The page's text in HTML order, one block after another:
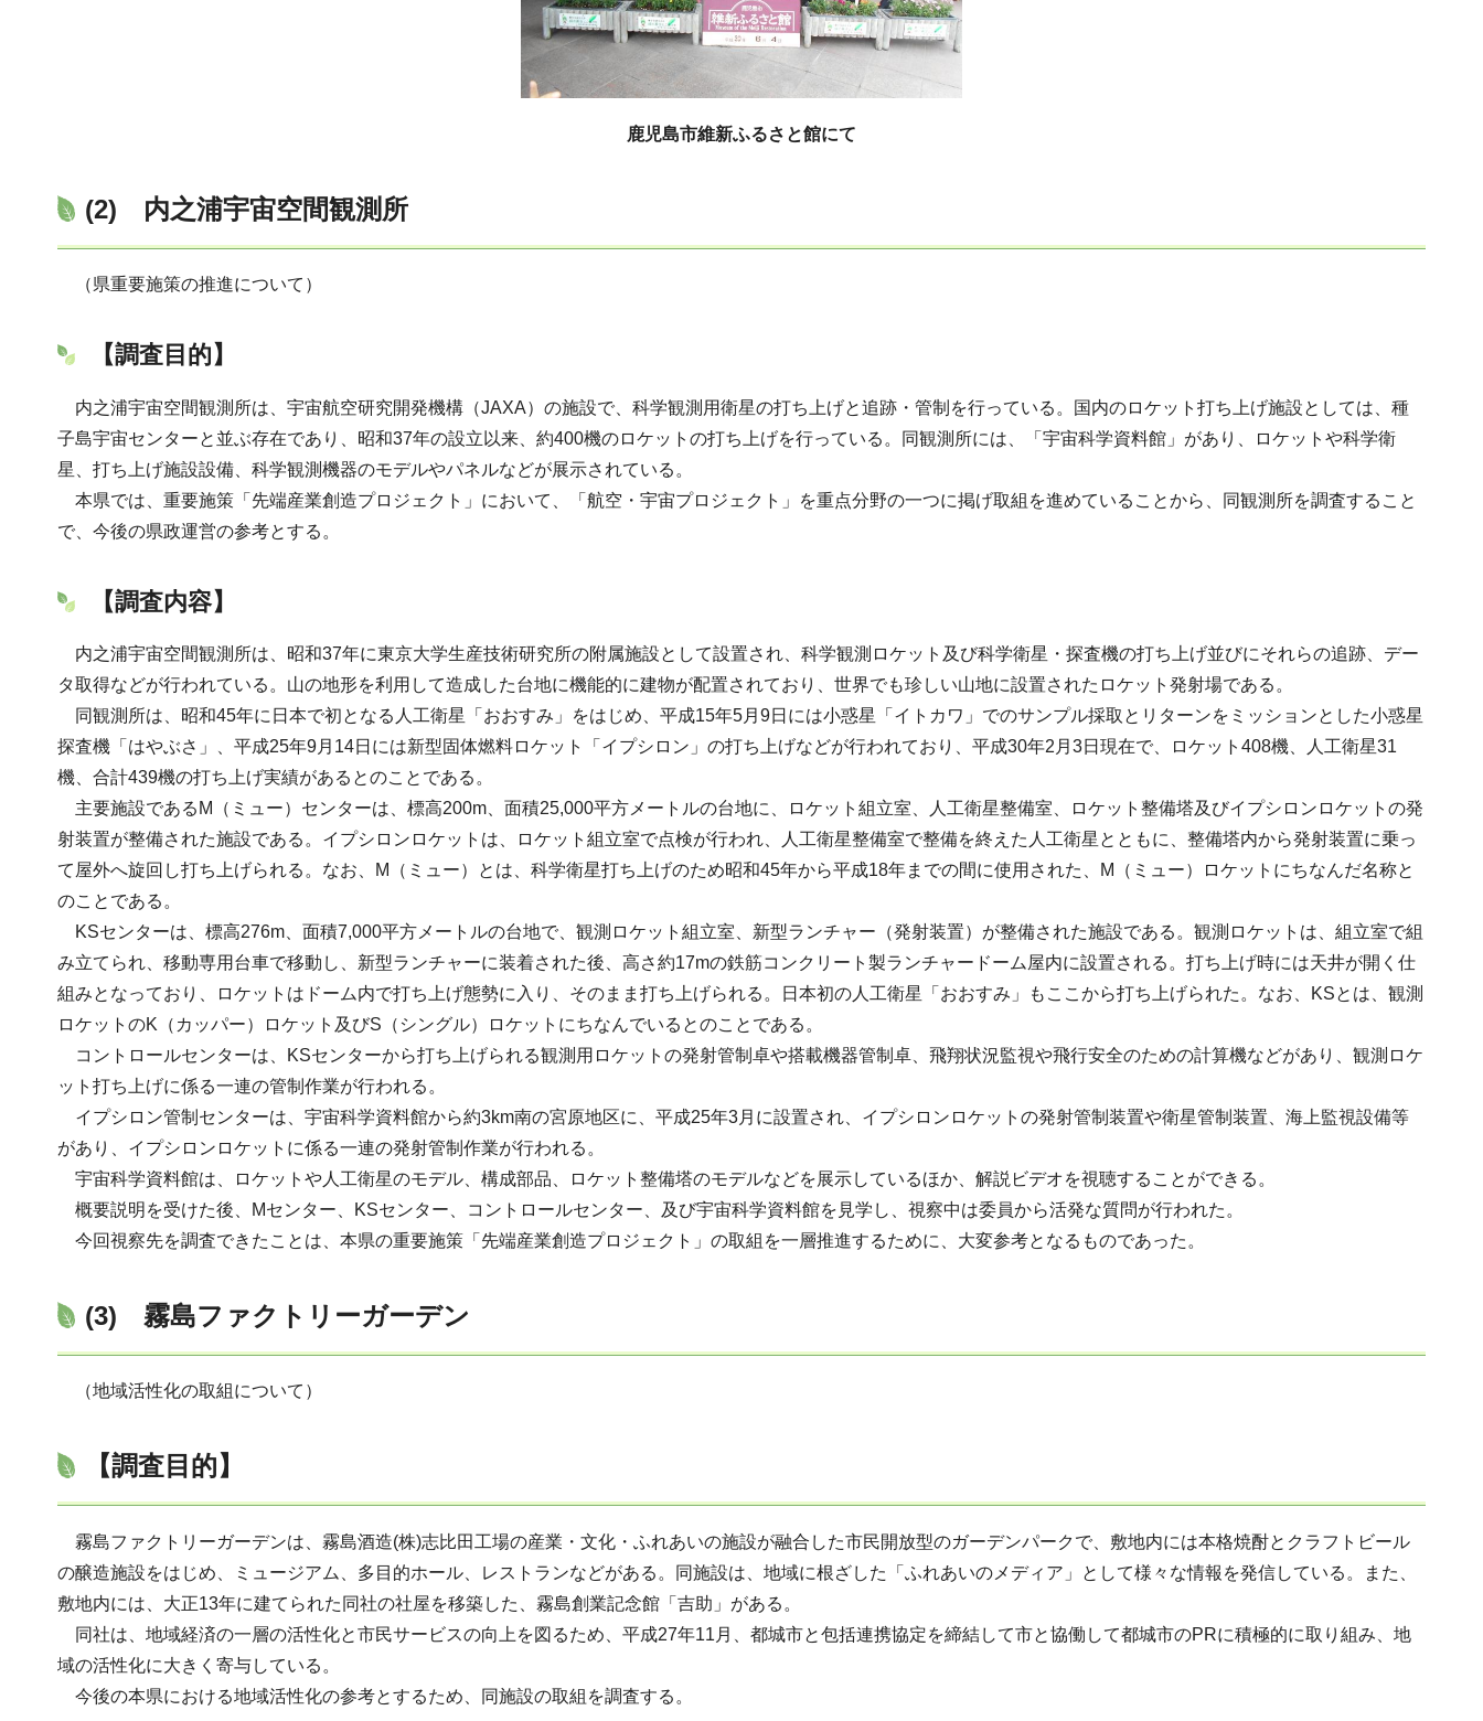
鹿児島市維新ふるさと館にて
(2) 内之浦宇宙空間観測所
（県重要施策の推進について）
【調査目的】
内之浦宇宙空間観測所は、宇宙航空研究開発機構（JAXA）の施設で、科学観測用衛星の打ち上げと追跡・管制を行っている。国内のロケット打ち上げ施設としては、種
子島宇宙センターと並ぶ存在であり、昭和37年の設立以来、約400機のロケットの打ち上げを行っている。同観測所には、「宇宙科学資料館」があり、ロケットや科学衛
星、打ち上げ施設設備、科学観測機器のモデルやパネルなどが展示されている。
本県では、重要施策「先端産業創造プロジェクト」において、「航空・宇宙プロジェクト」を重点分野の一つに掲げ取組を進めていることから、同観測所を調査すること
で、今後の県政運営の参考とする。
【調査内容】
内之浦宇宙空間観測所は、昭和37年に東京大学生産技術研究所の附属施設として設置され、科学観測ロケット及び科学衛星・探査機の打ち上げ並びにそれらの追跡、デー
タ取得などが行われている。山の地形を利用して造成した台地に機能的に建物が配置されており、世界でも珍しい山地に設置されたロケット発射場である。
同観測所は、昭和45年に日本で初となる人工衛星「おおすみ」をはじめ、平成15年5月9日には小惑星「イトカワ」でのサンプル採取とリターンをミッションとした小惑星
探査機「はやぶさ」、平成25年9月14日には新型固体燃料ロケット「イプシロン」の打ち上げなどが行われており、平成30年2月3日現在で、ロケット408機、人工衛星31
機、合計439機の打ち上げ実績があるとのことである。
主要施設であるM（ミュー）センターは、標高200m、面積25,000平方メートルの台地に、ロケット組立室、人工衛星整備室、ロケット整備塔及びイプシロンロケットの発
射装置が整備された施設である。イプシロンロケットは、ロケット組立室で点検が行われ、人工衛星整備室で整備を終えた人工衛星とともに、整備塔内から発射装置に乗っ
て屋外へ旋回し打ち上げられる。なお、M（ミュー）とは、科学衛星打ち上げのため昭和45年から平成18年までの間に使用された、M（ミュー）ロケットにちなんだ名称と
のことである。
KSセンターは、標高276m、面積7,000平方メートルの台地で、観測ロケット組立室、新型ランチャー（発射装置）が整備された施設である。観測ロケットは、組立室で組
み立てられ、移動専用台車で移動し、新型ランチャーに装着された後、高さ約17mの鉄筋コンクリート製ランチャードーム屋内に設置される。打ち上げ時には天井が開く仕
組みとなっており、ロケットはドーム内で打ち上げ態勢に入り、そのまま打ち上げられる。日本初の人工衛星「おおすみ」もここから打ち上げられた。なお、KSとは、観測
ロケットのK（カッパー）ロケット及びS（シングル）ロケットにちなんでいるとのことである。
コントロールセンターは、KSセンターから打ち上げられる観測用ロケットの発射管制卓や搭載機器管制卓、飛翔状況監視や飛行安全のための計算機などがあり、観測ロケ
ット打ち上げに係る一連の管制作業が行われる。
イプシロン管制センターは、宇宙科学資料館から約3km南の宮原地区に、平成25年3月に設置され、イプシロンロケットの発射管制装置や衛星管制装置、海上監視設備等
があり、イプシロンロケットに係る一連の発射管制作業が行われる。
宇宙科学資料館は、ロケットや人工衛星のモデル、構成部品、ロケット整備塔のモデルなどを展示しているほか、解説ビデオを視聴することができる。
概要説明を受けた後、Mセンター、KSセンター、コントロールセンター、及び宇宙科学資料館を見学し、視察中は委員から活発な質問が行われた。
今回視察先を調査できたことは、本県の重要施策「先端産業創造プロジェクト」の取組を一層推進するために、大変参考となるものであった。
(3) 霧島ファクトリーガーデン
（地域活性化の取組について）
【調査目的】
霧島ファクトリーガーデンは、霧島酒造(株)志比田工場の産業・文化・ふれあいの施設が融合した市民開放型のガーデンパークで、敷地内には本格焼酎とクラフトビール
の醸造施設をはじめ、ミュージアム、多目的ホール、レストランなどがある。同施設は、地域に根ざした「ふれあいのメディア」として様々な情報を発信している。また、
敷地内には、大正13年に建てられた同社の社屋を移築した、霧島創業記念館「吉助」がある。
同社は、地域経済の一層の活性化と市民サービスの向上を図るため、平成27年11月、都城市と包括連携協定を締結して市と協働して都城市のPRに積極的に取り組み、地
域の活性化に大きく寄与している。
今後の本県における地域活性化の参考とするため、同施設の取組を調査する。